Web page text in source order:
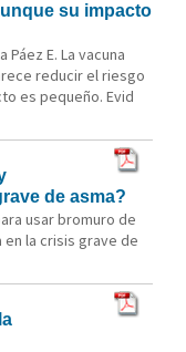
su impacto
E. La vacuna
reducir el riesgo
es pequeño. Evid
de asma?
usar bromuro de
la crisis grave de